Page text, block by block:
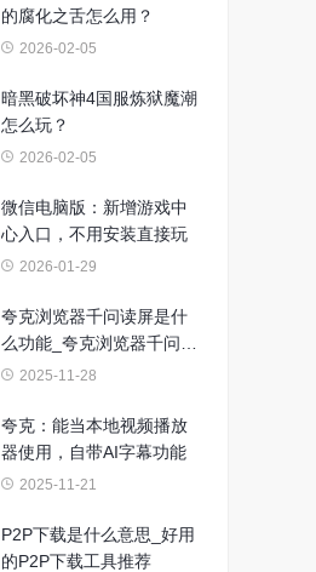
的腐化之舌怎么用？
2026-02-05
暗黑破坏神4国服炼狱魔潮
怎么玩？
2026-02-05
微信电脑版：新增游戏中
心入口，不用安装直接玩
2026-01-29
夸克浏览器千问读屏是什
么功能_夸克浏览器千问读
屏使用方法
2025-11-28
夸克：能当本地视频播放
器使用，自带AI字幕功能
2025-11-21
P2P下载是什么意思_好用
的P2P下载工具推荐